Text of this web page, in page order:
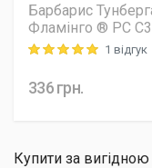
Барбарис
Фламінго ® PC C3
Rating: 5 out of 51 відгук
336грн.
Купити за